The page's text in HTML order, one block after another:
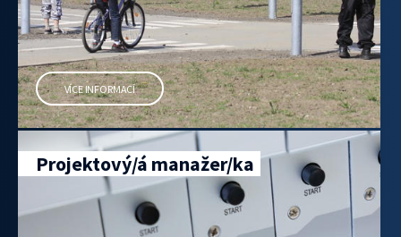
VÍCE INFORMACÍ
Projektový/á manažer/ka